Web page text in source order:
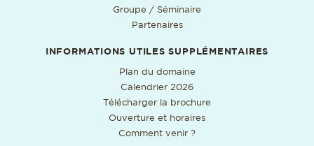
Groupe / Séminaire
Partenaires
INFORMATIONS UTILES SUPPLÉMENTAIRES
Plan du domaine
Calendrier 2026
Télécharger la brochure
Ouverture et horaires
Comment venir ?